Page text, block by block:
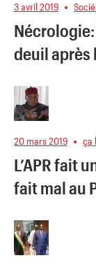
3 avril 2019
Nécrologie:
deuil après
20 mars 2019 ça
L’APR fait
fait mal au